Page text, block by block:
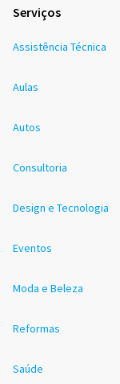
Serviços
Assistência Técnica
Aulas
Autos
Consultoria
Design e Tecnologia
Eventos
Moda e Beleza
Reformas
Saúde